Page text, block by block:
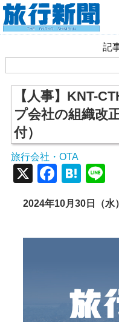
記
【人事】KNT-
プ会社の組織改
付）
旅行会社・OTA
X
2024年10月30日（水